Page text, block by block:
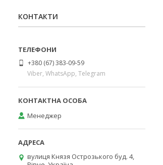
КОНТАКТИ
+380 (67) 383-09-59
Viber, WhatsApp, Telegram
Менеджер
вулиця Князя Острозького буд. 4,